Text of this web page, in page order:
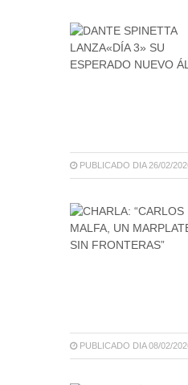
PUBLICADO DIA 26/02/
PUBLICADO DIA 08/02/